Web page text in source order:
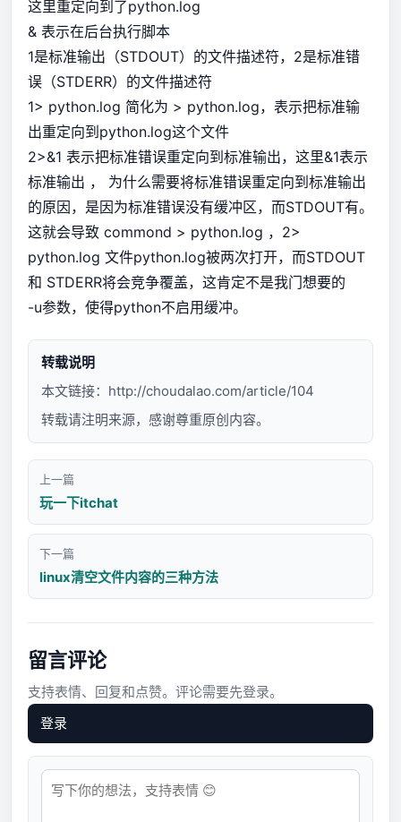
这里重定向到了python.log
& 表示在后台执行脚本
1是标准输出（STDOUT）的文件描述符，2是标准错
误（STDERR）的文件描述符
1> python.log 简化为 > python.log，表示把标准输
出重定向到python.log这个文件
2>&1 表示把标准错误重定向到标准输出，这里&1表示
标准输出 ， 为什么需要将标准错误重定向到标准输出
的原因，是因为标准错误没有缓冲区，而STDOUT有。
这就会导致 commond > python.log ，2>
python.log 文件python.log被两次打开，而STDOUT
和 STDERR将会竞争覆盖，这肯定不是我门想要的
-u参数，使得python不启用缓冲。
转载说明
本文链接： http://choudalao.com/article/104
转载请注明来源，感谢尊重原创内容。
上一篇
玩一下itchat
下一篇
linux清空文件内容的三种方法
留言评论
支持表情、回复和点赞。评论需要先登录。
登录